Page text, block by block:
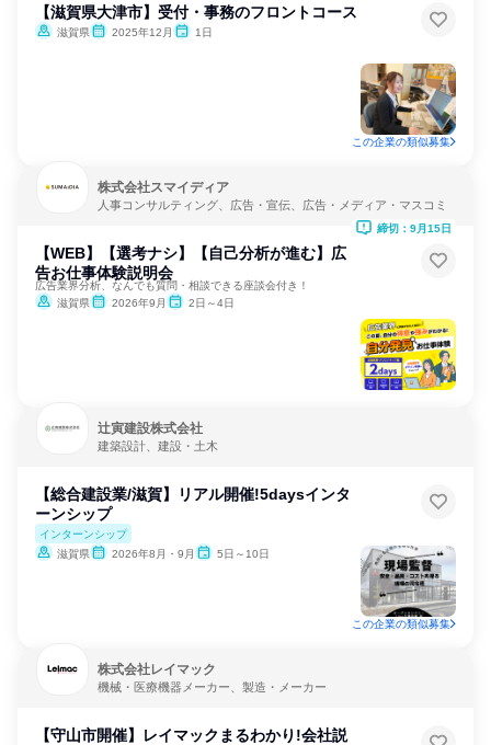
【滋賀県大津市】受付・事務のフロントコース
滋賀県 2025年12月 1日
この企業の類似募集
株式会社スマイディア
人事コンサルティング、広告・宣伝、広告・メディア・マスコミ
【WEB】【選考ナシ】【自己分析が進む】広
告お仕事体験説明会
広告業界分析、なんでも質問・相談できる座談会付き！
滋賀県
2026年9月 2日～4日
締切：9月15日
辻寅建設株式会社
建築設計、建設・土木
【総合建設業/滋賀】リアル開催!5daysインタ
ーンシップ
インターンシップ
滋賀県
2026年8月・9月 5日～10日
この企業の類似募集
株式会社レイマック
機械・医療機器メーカー、製造・メーカー
【守山市開催】レイマックまるわかり!会社説